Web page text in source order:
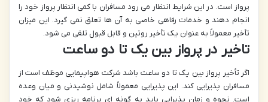
پرواز است. در این شرایط انتظار می رود مسافران با کمی انتظار پرواز خود را
انجام دهند و خدمات رفاهی خاصی به آن ها تعلق نمی گیرد. این میزان
تأخیر معمولاً به عنوان یک تأخیر روتین و قابل قبول تلقی می شود.
تاخیر در پرواز بین یک تا دو ساعت
اگر تأخیر پرواز بین یک تا دو ساعت باشد شرکت هواپیمایی موظف است از
مسافران پذیرایی کند. این پذیرایی معمولاً شامل نوشیدنی و میان وعده
است. نحوه و زمان پذیرایی باید به گونه ای برنامه ریزی شود که خود